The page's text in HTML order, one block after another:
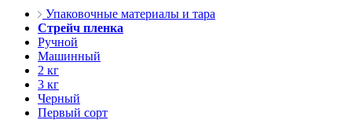
Упаковочные материалы и тара
Стрейч пленка
Ручной
Машинный
2 кг
3 кг
Черный
Первый сорт